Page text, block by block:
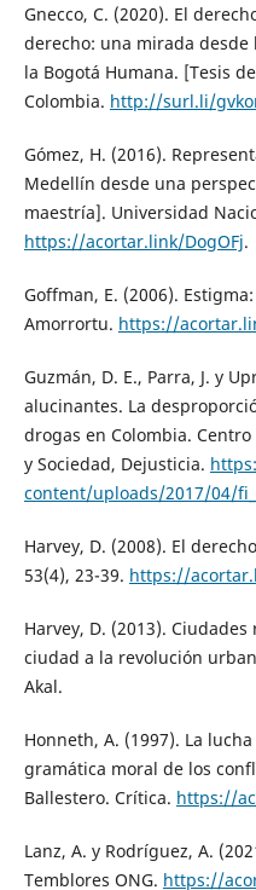
Gnecco, C. (2020). El
derecho: una mirada
la Bogotá Humana. [Tesis
Colombia. http://surl.li/
Gómez, H. (2016).
Medellín desde una
maestría]. Universidad
https://acortar.link/DogOFj.
Goffman, E. (2006).
Amorrortu. https://
Guzmán, D. E., Parra, J. y
alucinantes. La
drogas en Colombia.
y Sociedad, Dejusticia.
content/uploads/2017/04/
Harvey, D. (2008). El
53(4), 23-39. https://
Harvey, D. (2013).
ciudad a la revolución
Akal.
Honneth, A. (1997). La
gramática moral de los
Ballestero. Crítica. https://
Lanz, A. y Rodríguez, A.
Temblores ONG. https://